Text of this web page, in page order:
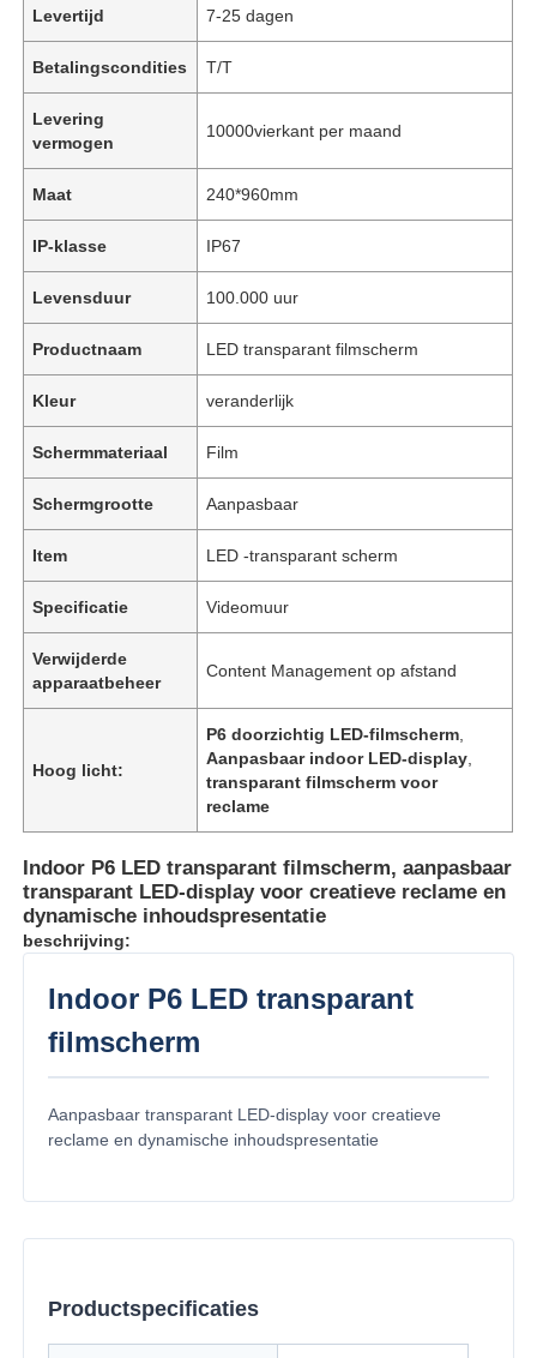
Levertijd 7-25 dagen
Betalingscondities T/T
Levering
vermogen
10000vierkant per maand
Maat 240*960mm
IP-klasse IP67
Levensduur 100.000 uur
Productnaam LED transparant filmscherm
Kleur veranderlijk
Schermmateriaal Film
Schermgrootte Aanpasbaar
Item LED -transparant scherm
Specificatie Videomuur
Verwijderde
apparaatbeheer
Content Management op afstand
Hoog licht:
P6 doorzichtig LED-filmscherm
Aanpasbaar indoor LED-display
transparant filmscherm voor
reclame
Indoor P6 LED transparant filmscherm, aanpasbaar
transparant LED-display voor creatieve reclame en
dynamische inhoudspresentatie
beschrijving:
Indoor P6 LED transparant
filmscherm
Aanpasbaar transparant LED-display voor creatieve
reclame en dynamische inhoudspresentatie
Productspecificaties